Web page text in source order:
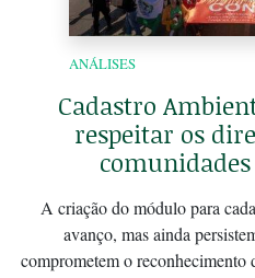
ANÁLISES
Cadastro
respeitar os
A criação do módulo para
avanço, mas ainda
comprometem o reconhecimento